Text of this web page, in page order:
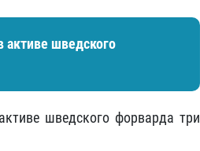
активе шведского
шведского форварда три